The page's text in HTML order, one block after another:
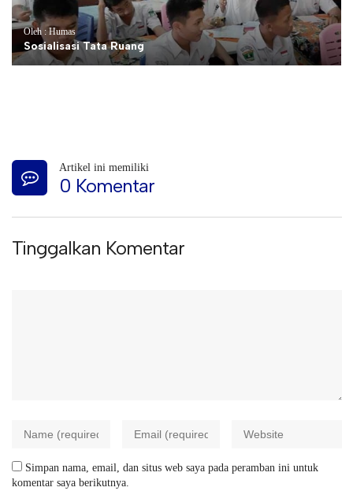
Oleh : Humas
Sosialisasi Tata Ruang
Artikel ini memiliki
0 Komentar
Tinggalkan Komentar
Simpan nama, email, dan situs web saya pada peramban ini untuk
komentar saya berikutnya.